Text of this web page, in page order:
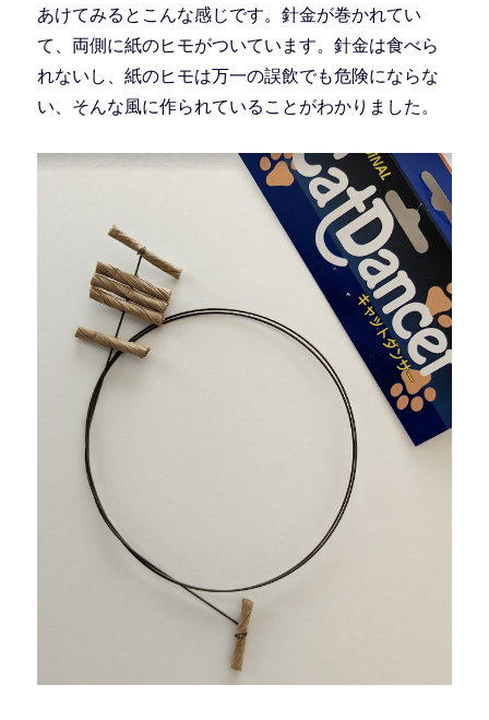
あけてみるとこんな感じです。針金が巻かれてい
て、両側に紙のヒモがついています。針金は食べら
れないし、紙のヒモは万一の誤飲でも危険にならな
い、そんな風に作られていることがわかりました。